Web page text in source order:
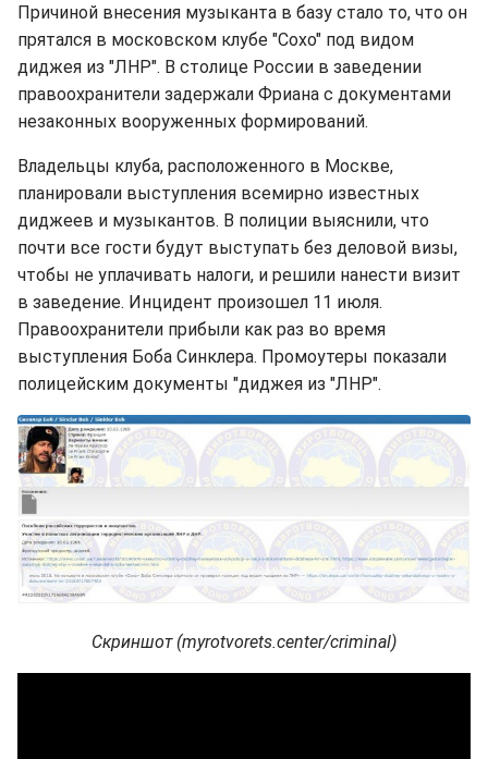
Причиной внесения музыканта в базу стало то, что он
прятался в московском клубе "Сохо" под видом
диджея из "ЛНР". В столице России в заведении
правоохранители задержали Фриана с документами
незаконных вооруженных формирований.
Владельцы клуба, расположенного в Москве,
планировали выступления всемирно известных
диджеев и музыкантов. В полиции выяснили, что
почти все гости будут выступать без деловой визы,
чтобы не уплачивать налоги, и решили нанести визит
в заведение. Инцидент произошел 11 июля.
Правоохранители прибыли как раз во время
выступления Боба Синклера. Промоутеры показали
полицейским документы "диджея из "ЛНР".
Скриншот (myrotvorets.center/criminal)